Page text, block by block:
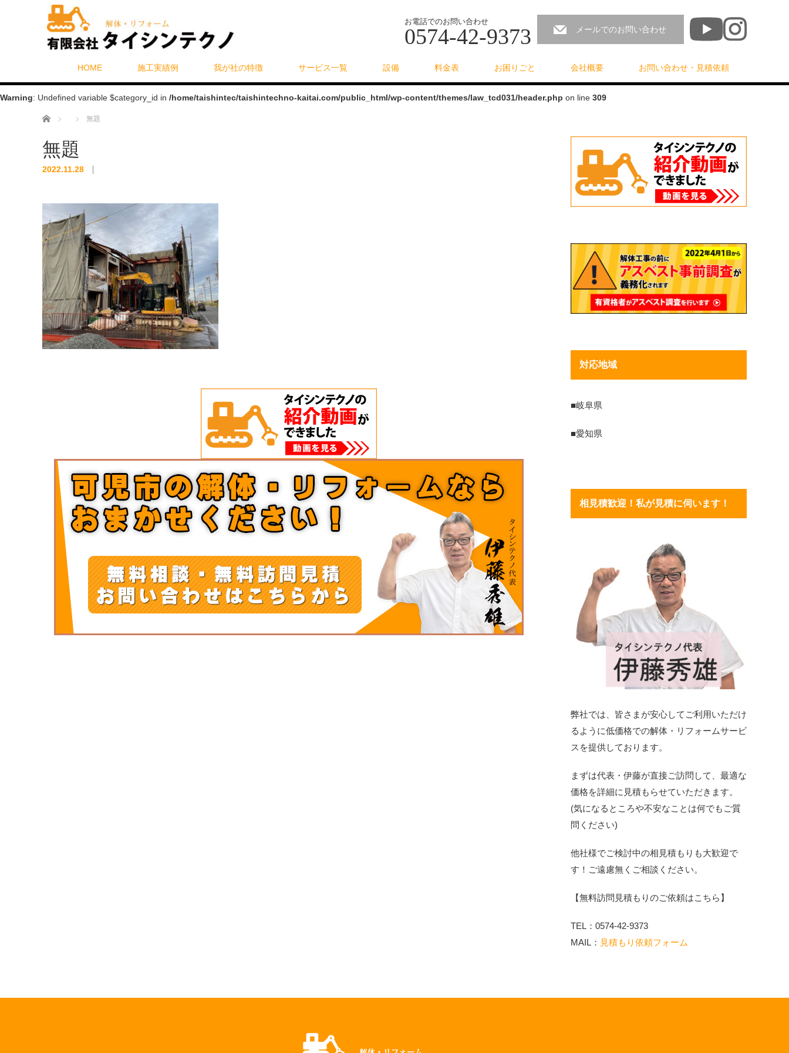
お電話でのお問い合わせ
0574-42-9373 メールでのお問い合わせ
HOME 施工実績例 我が社の特徴 サービス一覧 設備 料金表 お困りごと 会社概要 お問い合わせ・見積依頼
Warning: Undefined variable $category_id in /home/taishintec/taishintechno-kaitai.com/public_html/wp-content/themes/law_tcd031/header.php on line 309
ホーム 無題
無題
2022.11.28
対応地域
■岐阜県
■愛知県
相見積歓迎！私が見積に伺います！
弊社では、皆さまが安心してご利用いただけ
るように低価格での解体・リフォームサービ
スを提供しております。
まずは代表・伊藤が直接ご訪問して、最適な
価格を詳細に見積もらせていただきます。
(気になるところや不安なことは何でもご質
問ください)
他社様でご検討中の相見積もりも大歓迎で
す！ご遠慮無くご相談ください。
【無料訪問見積もりのご依頼はこちら】
TEL：0574-42-9373
MAIL： 見積もり依頼フォーム